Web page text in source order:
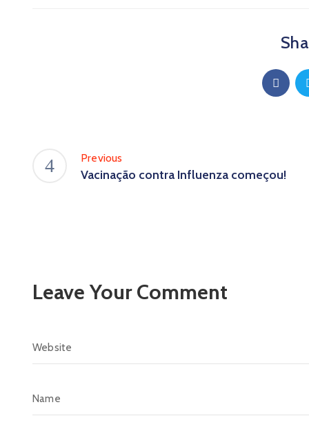
Previous
Vacinação contra Influenza começou!
Leave Your Comment